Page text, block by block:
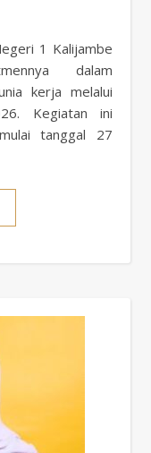
dalam
kerja melalui
Kegiatan ini
tanggal 27